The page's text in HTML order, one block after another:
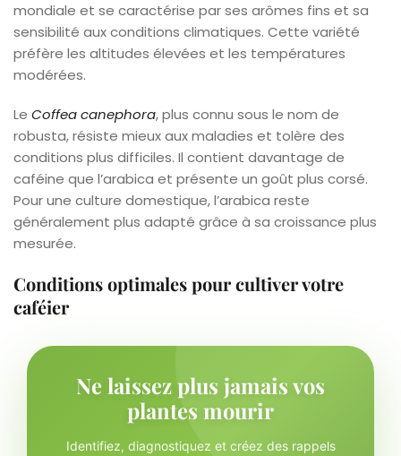
mondiale et se caractérise par ses arômes fins et sa
sensibilité aux conditions climatiques. Cette variété
préfère les altitudes élevées et les températures
modérées.
Le Coffea canephora, plus connu sous le nom de
robusta, résiste mieux aux maladies et tolère des
conditions plus difficiles. Il contient davantage de
caféine que l’arabica et présente un goût plus corsé.
Pour une culture domestique, l’arabica reste
généralement plus adapté grâce à sa croissance plus
mesurée.
Conditions optimales pour cultiver votre
caféier
Ne laissez plus jamais vos
plantes mourir
Identifiez, diagnostiquez et créez des rappels